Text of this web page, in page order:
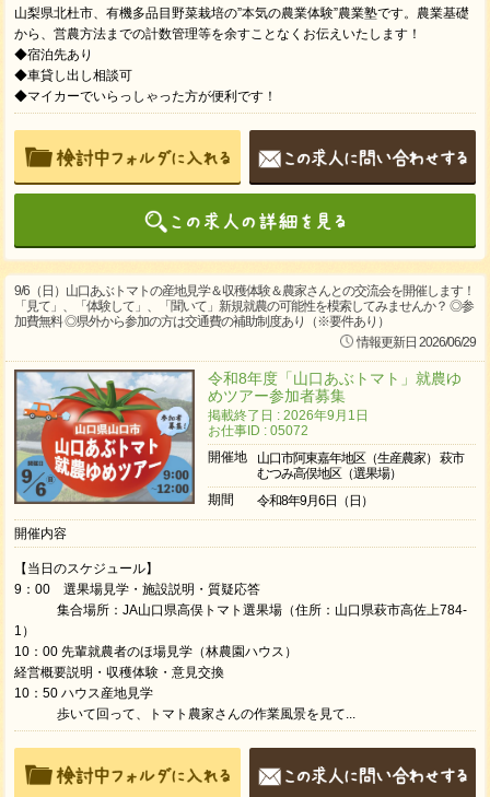
山梨県北杜市、有機多品目野菜栽培の”本気の農業体験”農業塾です。農業基礎
から、営農方法までの計数管理等を余すことなくお伝えいたします！
◆宿泊先あり
◆車貸し出し相談可
◆マイカーでいらっしゃった方が便利です！
9/6（日）山口あぶトマトの産地見学＆収穫体験＆農家さんとの交流会を開催します！
「見て」、「体験して」、「聞いて」新規就農の可能性を模索してみませんか？ ◎参
加費無料 ◎県外から参加の方は交通費の補助制度あり（※要件あり）
情報更新日 2026/06/29
令和8年度「山口あぶトマト」就農ゆ
めツアー参加者募集
掲載終了日 : 2026年9月1日
お仕事ID : 05072
開催地
山口市阿東嘉年地区（生産農家） 萩市
むつみ高俣地区（選果場）
期間
令和8年9月6日（日）
開催内容
【当日のスケジュール】
9：00 選果場見学・施設説明・質疑応答
集合場所：JA山口県高俣トマト選果場（住所：山口県萩市高佐上784-
1）
10：00 先輩就農者のほ場見学（林農園ハウス）
経営概要説明・収穫体験・意見交換
10：50 ハウス産地見学
歩いて回って、トマト農家さんの作業風景を見て...